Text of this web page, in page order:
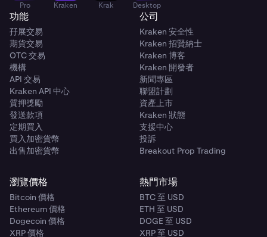
Pro Kraken Krak Desktop
功能
孖展交易
期貨交易
OTC 交易
機構
API 交易
Kraken API 中心
質押獎勵
發送款項
定期買入
買入加密貨幣
出售加密貨幣
公司
Kraken 安全性
Kraken 招賢納士
Kraken 博客
Kraken 開發者
新聞專區
聯盟計劃
資產上市
Kraken 狀態
支援中心
投訴
Breakout Prop Trading
瀏覽價格
Bitcoin 價格
Ethereum 價格
Dogecoin 價格
XRP 價格
熱門市場
BTC 至 USD
ETH 至 USD
DOGE 至 USD
XRP 至 USD